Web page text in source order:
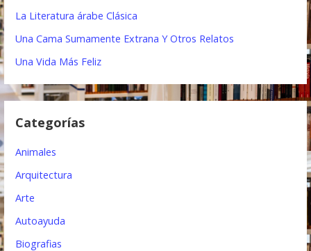
ó
d
n
La Literatura árabe Clásica
Una Cama Sumamente Extrana Y Otros Relatos
Una Vida Más Feliz
Categorías
Animales
Arquitectura
Arte
Autoayuda
Biografias